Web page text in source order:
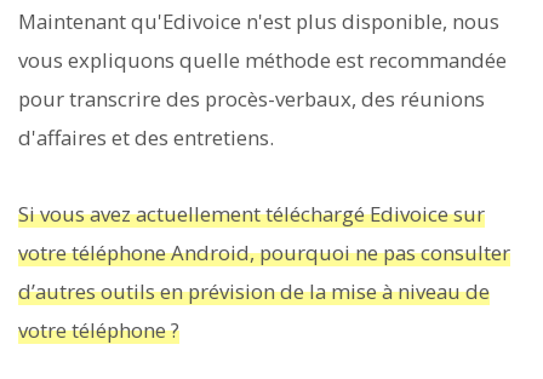
Maintenant qu'Edivoice n'est plus disponible, nous
vous expliquons quelle méthode est recommandée
pour transcrire des procès-verbaux, des réunions
d'affaires et des entretiens.
Si vous avez actuellement téléchargé Edivoice sur
votre téléphone Android, pourquoi ne pas consulter
d’autres outils en prévision de la mise à niveau de
votre téléphone ?